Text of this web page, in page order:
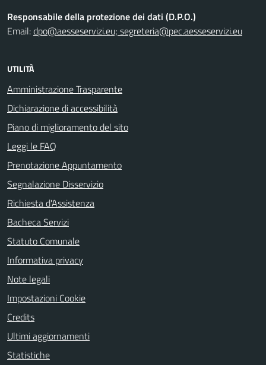
Responsabile della protezione dei dati (D.P.O.)
Email:dpo@aesseservizi.eu; segreteria@pec.aesseservizi.eu
UTILITÀ
Amministrazione Trasparente
Dichiarazione di accessibilità
Piano di miglioramento del sito
Leggi le FAQ
Prenotazione Appuntamento
Segnalazione Disservizio
Richiesta d'Assistenza
Bacheca Servizi
Statuto Comunale
Informativa privacy
Note legali
Impostazioni Cookie
Credits
Ultimi aggiornamenti
Statistiche